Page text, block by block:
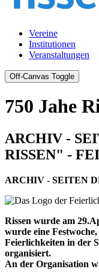
Vereine
Institutionen
Veranstaltungen
Off-Canvas Toggle
750 Jahe
ARCHIV -
RISSEN" -
ARCHIV - SEITEN
Rissen wurde am
wurde eine
Feierlichkeiten in der
organisiert.
An der Organisation